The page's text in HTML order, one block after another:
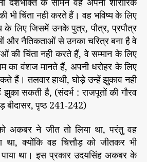
के सामने वह अपनी शारीरिक
भी चिंता नही करते हैं। वह भविष्य के लिए
लिए जिसमें उनके पुत्र, पौत्र, प्रपौत्र
और नैतिकताओं से उनका चरित्र बना है वे
की चिंता नही करते हैं, वे सम्मान के लिए
का वंशज मानते हैं, अपनी धरोहर के लिए
हैं। तलवार हाथी, घोड़े उन्हें झुकाव नही
सकती है, (संदर्भ : राजपूतों की गौरव
बीदासर, पृष्ठ 241-242)
अकबर ने जीत तो लिया था, परंतु वह
था, क्योंकि वह चित्तौड़ को जीतकर भी
था। इस प्रकार उदयसिंह अकबर के